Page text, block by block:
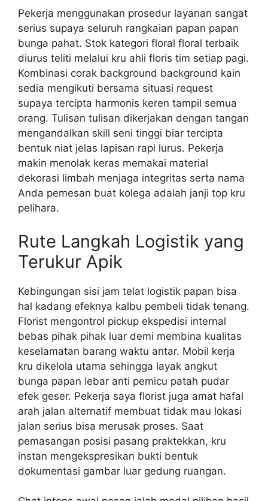
Pekerja menggunakan prosedur layanan sangat
serius supaya seluruh rangkaian papan papan
bunga pahat. Stok kategori floral floral terbaik
diurus teliti melalui kru ahli floris tim setiap pagi.
Kombinasi corak background background kain
sedia mengikuti bersama situasi request
supaya tercipta harmonis keren tampil semua
orang. Tulisan tulisan dikerjakan dengan tangan
mengandalkan skill seni tinggi biar tercipta
bentuk niat jelas lapisan rapi lurus. Pekerja
makin menolak keras memakai material
dekorasi limbah menjaga integritas serta nama
Anda pemesan buat kolega adalah janji top kru
pelihara.
Rute Langkah Logistik yang
Terukur Apik
Kebingungan sisi jam telat logistik papan bisa
hal kadang efeknya kalbu pembeli tidak tenang.
Florist mengontrol pickup ekspedisi internal
bebas pihak pihak luar demi membina kualitas
keselamatan barang waktu antar. Mobil kerja
kru dikelola utama sehingga layak angkut
bunga papan lebar anti pemicu patah pudar
efek geser. Pekerja saya florist juga amat hafal
arah jalan alternatif membuat tidak mau lokasi
jalan serius bisa merusak proses. Saat
pemasangan posisi pasang praktekkan, kru
instan mengekspresikan bukti bentuk
dokumentasi gambar luar gedung ruangan.